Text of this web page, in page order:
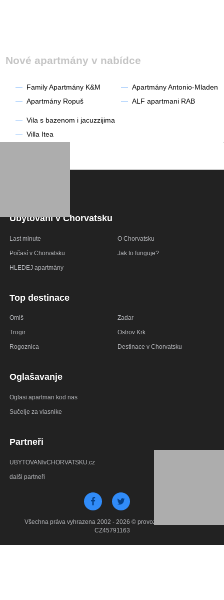
Nové apartmány v nabídce
— Family Apartmány K&M
— Apartmány Ropuš
— Apartmány Antonio-Mladen
— ALF apartmani RAB
— Vila s bazenom i jacuzzijima
— Villa Itea
Ubytování v Chorvatsku
Last minute
Počasí v Chorvatsku
HLEDEJ apartmány
O Chorvatsku
Jak to funguje?
Top destinace
Omiš
Trogir
Rogoznica
Zadar
Ostrov Krk
Destinace v Chorvatsku
Oglašavanje
Oglasi apartman kod nas
Sučelje za vlasnike
Partneři
UBYTOVANIvCHORVATSKU.cz
dalši partneři
Všechna práva vyhrazena 2002 - 2026 © provozuje Debant s.r.o.
CZ45791163